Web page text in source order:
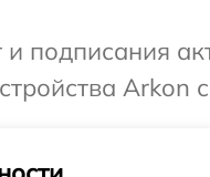
подписания
Arkon